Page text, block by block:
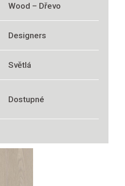
Wood – Dřevo
Designers
Světlá
Dostupné